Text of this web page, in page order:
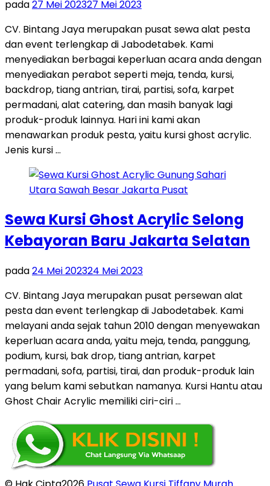
pada27 Mei 202327 Mei 2023
CV. Bintang Jaya merupakan pusat sewa alat pesta
dan event terlengkap di Jabodetabek. Kami
menyediakan berbagai keperluan acara anda dengan
menyediakan perabot seperti meja, tenda, kursi,
backdrop, tiang antrian, tirai, partisi, sofa, karpet
permadani, alat catering, dan masih banyak lagi
produk-produk lainnya. Hari ini kami akan
menawarkan produk pesta, yaitu kursi ghost acrylic.
Jenis kursi …
Sewa Kursi Ghost Acrylic Selong
Kebayoran Baru Jakarta Selatan
pada24 Mei 202324 Mei 2023
CV. Bintang Jaya merupakan pusat persewan alat
pesta dan event terlengkap di Jabodetabek. Kami
melayani anda sejak tahun 2010 dengan menyewakan
keperluan acara anda, yaitu meja, tenda, panggung,
podium, kursi, bak drop, tiang antrian, karpet
permadani, sofa, partisi, tirai, dan produk-produk lain
yang belum kami sebutkan namanya. Kursi Hantu atau
Ghost Chair Acrylic memiliki ciri-ciri …